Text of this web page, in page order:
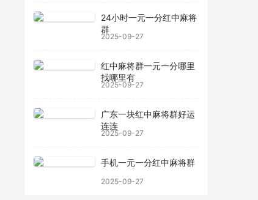
24小时一元一分红中麻将
群
2025-09-27
红中麻将群一元一分哪里
找哪里有
2025-09-27
广东一块红中麻将群好运
连连
2025-09-27
手机一元一分红中麻将群
2025-09-27